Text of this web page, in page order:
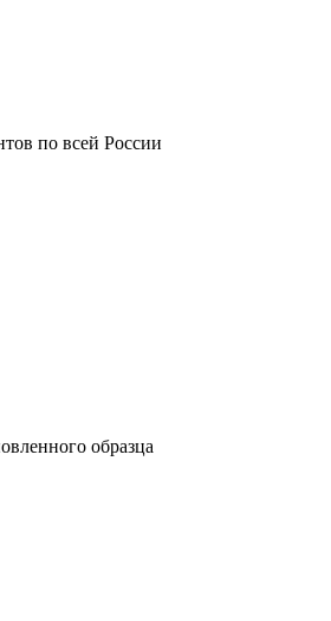
по всей России
образца